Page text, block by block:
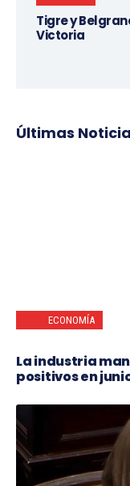
Tigre y
Victoria
Últimas
ECONOMÍA
La industria
positivos en